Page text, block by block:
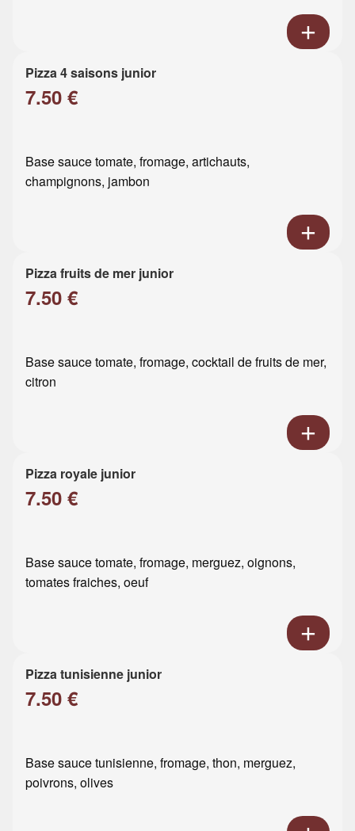
Pizza 4 saisons junior
7.50 €
Base sauce tomate, fromage, artichauts,
champignons, jambon
Pizza fruits de mer junior
7.50 €
Base sauce tomate, fromage, cocktail de fruits de mer,
citron
Pizza royale junior
7.50 €
Base sauce tomate, fromage, merguez, oignons,
tomates fraiches, oeuf
Pizza tunisienne junior
7.50 €
Base sauce tunisienne, fromage, thon, merguez,
poivrons, olives